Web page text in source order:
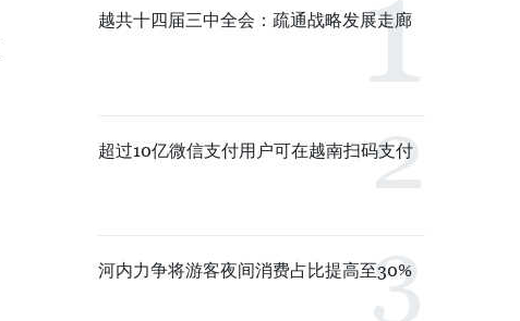
越共十四届三中全会：疏通战略发展走廊
超过10亿微信支付用户可在越南扫码支付
河内力争将游客夜间消费占比提高至30%